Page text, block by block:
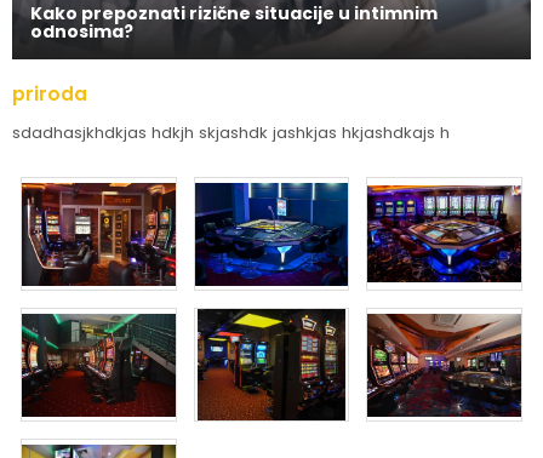
Kako prepoznati rizične situacije u intimnim
odnosima?
priroda
sdadhasjkhdkjas hdkjh skjashdk jashkjas hkjashdkajs h